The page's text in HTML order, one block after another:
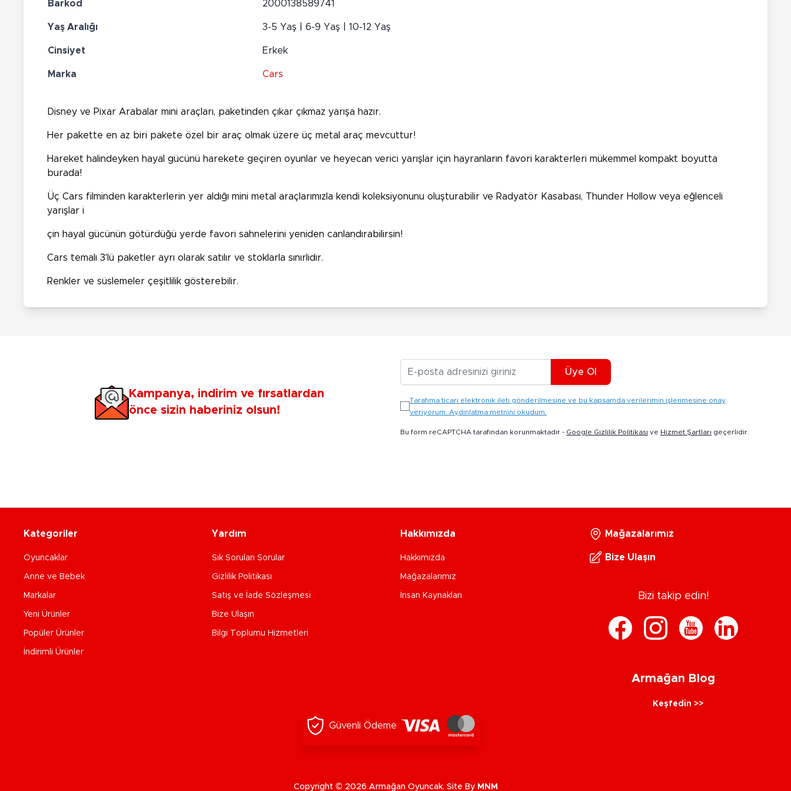
Barkod 2000138589741
Yaş Aralığı 3-5 Yaş | 6-9 Yaş | 10-12 Yaş
Cinsiyet Erkek
Marka Cars
Disney ve Pixar Arabalar mini araçları, paketinden çıkar çıkmaz yarışa hazır.
Her pakette en az biri pakete özel bir araç olmak üzere üç metal araç mevcuttur!
Hareket halindeyken hayal gücünü harekete geçiren oyunlar ve heyecan verici yarışlar için hayranların favori karakterleri mükemmel kompakt boyutta
burada!
Üç Cars filminden karakterlerin yer aldığı mini metal araçlarımızla kendi koleksiyonunu oluşturabilir ve Radyatör Kasabası, Thunder Hollow veya eğlenceli
yarışlar i
çin hayal gücünün götürdüğü yerde favori sahnelerini yeniden canlandırabilirsin!
Cars temalı 3'lü paketler ayrı olarak satılır ve stoklarla sınırlıdır.
Renkler ve süslemeler çeşitlilik gösterebilir.
Kampanya, indirim ve fırsatlardan
önce sizin haberiniz olsun!
Üye Ol
Tarafıma ticari elektronik ileti gönderilmesine ve bu kapsamda verilerimin işlenmesine onay
veriyorum. Aydınlatma metnini okudum.
Bu form reCAPTCHA tarafından korunmaktadır - Google Gizlilik Politikası ve Hizmet Şartları geçerlidir.
Kategoriler
Oyuncaklar
Anne ve Bebek
Markalar
Yeni Ürünler
Popüler Ürünler
İndirimli Ürünler
Yardım
Sık Sorulan Sorular
Gizlilik Politikası
Satış ve İade Sözleşmesi
Bize Ulaşın
Bilgi Toplumu Hizmetleri
Hakkımızda
Hakkımızda
Mağazalarımız
İnsan Kaynakları
Mağazalarımız
Bize Ulaşın
Bizi takip edin!
Armağan Blog
Keşfedin >>
Güvenli Ödeme
Copyright © 2026 Armağan Oyuncak. Site By MNM